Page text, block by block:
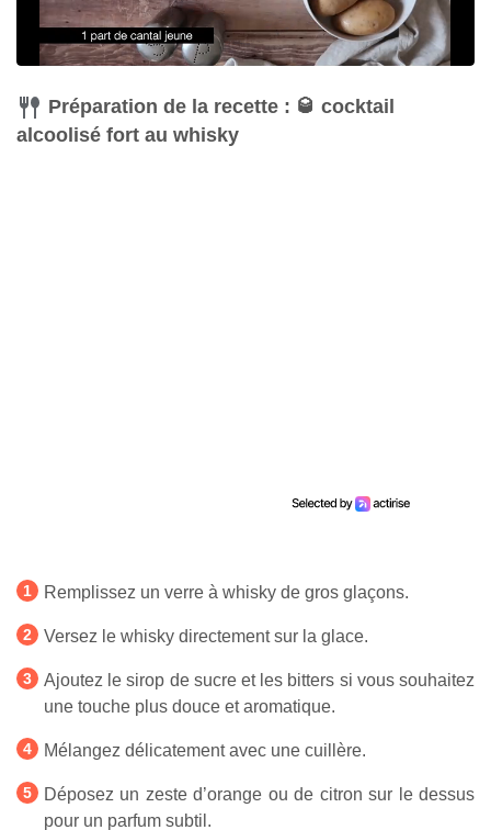
Préparation de la recette : 🥃 cocktail
alcoolisé fort au whisky
Remplissez un verre à whisky de gros glaçons.
Versez le whisky directement sur la glace.
Ajoutez le sirop de sucre et les bitters si vous souhaitez
une touche plus douce et aromatique.
Mélangez délicatement avec une cuillère.
Déposez un zeste d’orange ou de citron sur le dessus
pour un parfum subtil.